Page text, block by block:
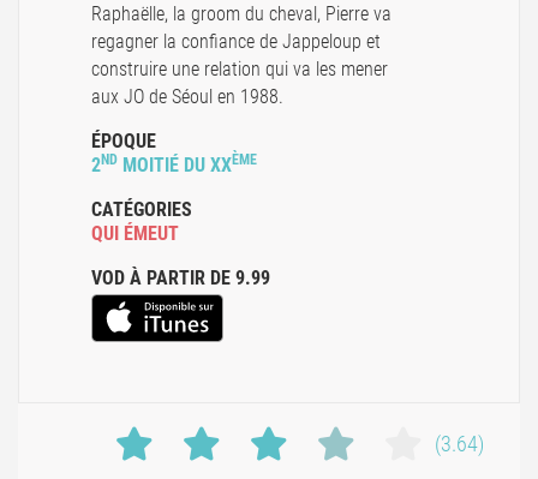
Raphaëlle, la groom du cheval, Pierre va
regagner la confiance de Jappeloup et
construire une relation qui va les mener
aux JO de Séoul en 1988.
ÉPOQUE
2ND MOITIÉ DU XXÈME
CATÉGORIES
QUI ÉMEUT
VOD À PARTIR DE 9.99
(3.64)